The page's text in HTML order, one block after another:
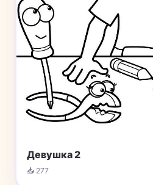
Девушка 2
📥 277